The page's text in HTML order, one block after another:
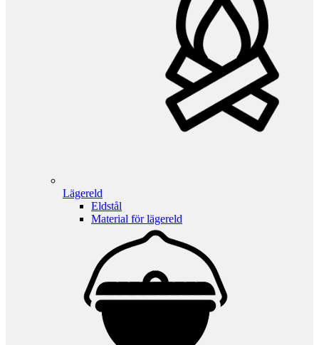
Lägereld
Eldstål
Material för lägereld